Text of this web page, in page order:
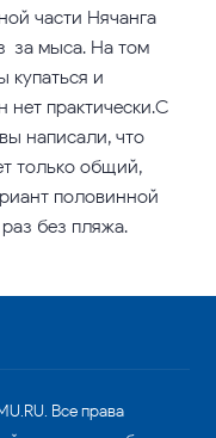
части Нячанга
за мыса. На том
купаться и
нет практически.С
написали, что
только общий,
половинной
без пляжа.
Все права